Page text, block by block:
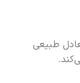
طبیعی